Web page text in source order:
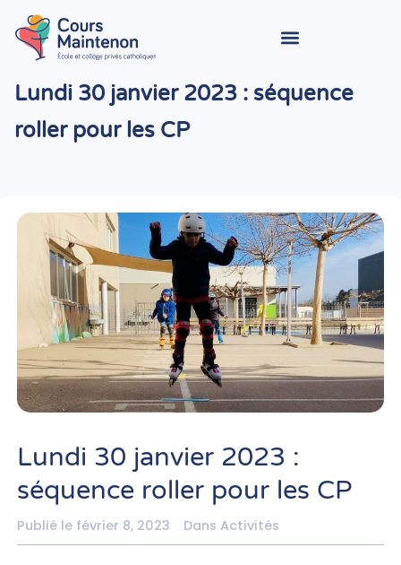
Lundi 30 janvier 2023 : séquence
roller pour les CP
Lundi 30 janvier 2023 :
séquence roller pour les CP
Publié le février 8, 2023 Dans Activités